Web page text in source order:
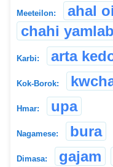
Meeteilon: ahal
chahi
Karbi: arta
Kok-Borok:
Hmar: upa
Nagamese: bura
Dimasa: gajam